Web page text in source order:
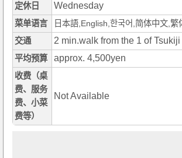
定休日 Wednesday
菜单语言
日本語,English,한국어,简体中文,繁
交通
2 min.walk from the 1 of
平均预算 approx. 4,500yen
收费（桌
费、服务
费、小菜
费等）
Not Available